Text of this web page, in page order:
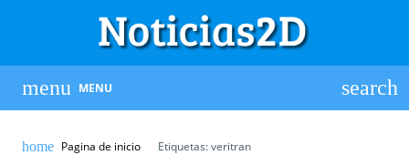
MENU
Pagina de inicio Etiquetas: veritran